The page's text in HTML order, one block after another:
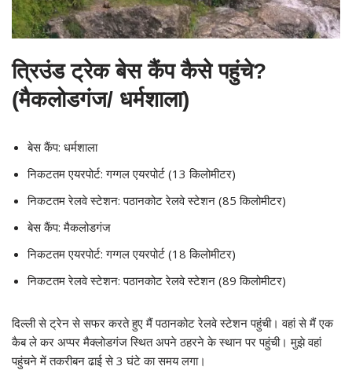
त्रिउंड ट्रेक बेस कैंप कैसे पहुंचे?
(मैकलोडगंज/ धर्मशाला)
बेस कैंप: धर्मशाला
निकटतम एयरपोर्ट: गग्गल एयरपोर्ट (13 किलोमीटर)
निकटतम रेलवे स्टेशन: पठानकोट रेलवे स्टेशन (85 किलोमीटर)
बेस कैंप: मैकलोडगंज
निकटतम एयरपोर्ट: गग्गल एयरपोर्ट (18 किलोमीटर)
निकटतम रेलवे स्टेशन: पठानकोट रेलवे स्टेशन (89 किलोमीटर)
दिल्ली से ट्रेन से सफर करते हुए मैं पठानकोट रेलवे स्टेशन पहुंची। वहां से मैं एक
कैब ले कर अप्पर मैक्लोडगंज स्थित अपने ठहरने के स्थान पर पहुंची। मुझे वहां
पहुंचने में तकरीबन ढाई से 3 घंटे का समय लगा।